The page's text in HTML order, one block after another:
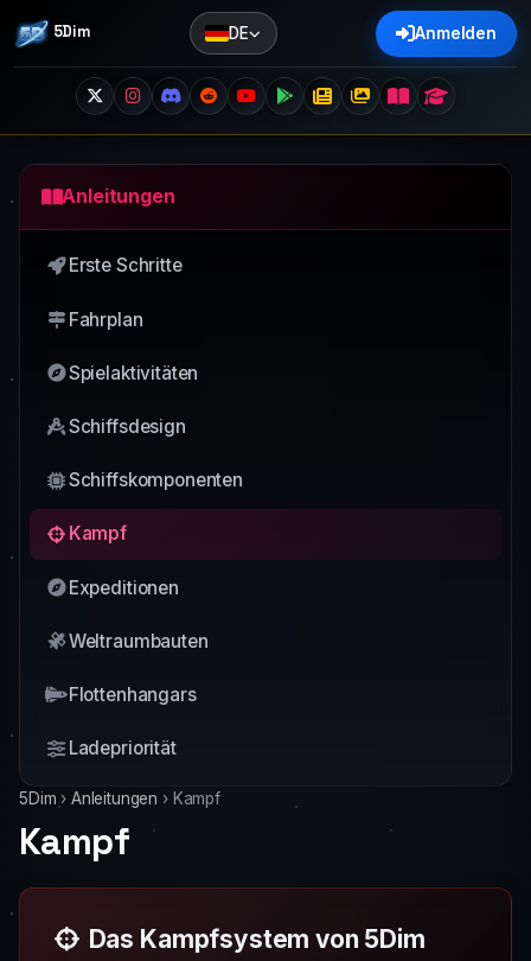
5Dim DE Anmelden
Anleitungen
Erste Schritte
Fahrplan
Spielaktivitäten
Schiffsdesign
Schiffskomponenten
Kampf
Expeditionen
Weltraumbauten
Flottenhangars
Ladepriorität
5Dim › Anleitungen › Kampf
Kampf
Das Kampfsystem von 5Dim